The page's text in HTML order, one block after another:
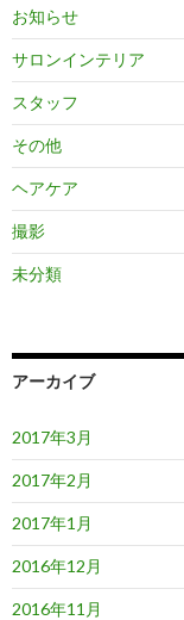
お知らせ
サロンインテリア
スタッフ
その他
ヘアケア
撮影
未分類
アーカイブ
2017年3月
2017年2月
2017年1月
2016年12月
2016年11月